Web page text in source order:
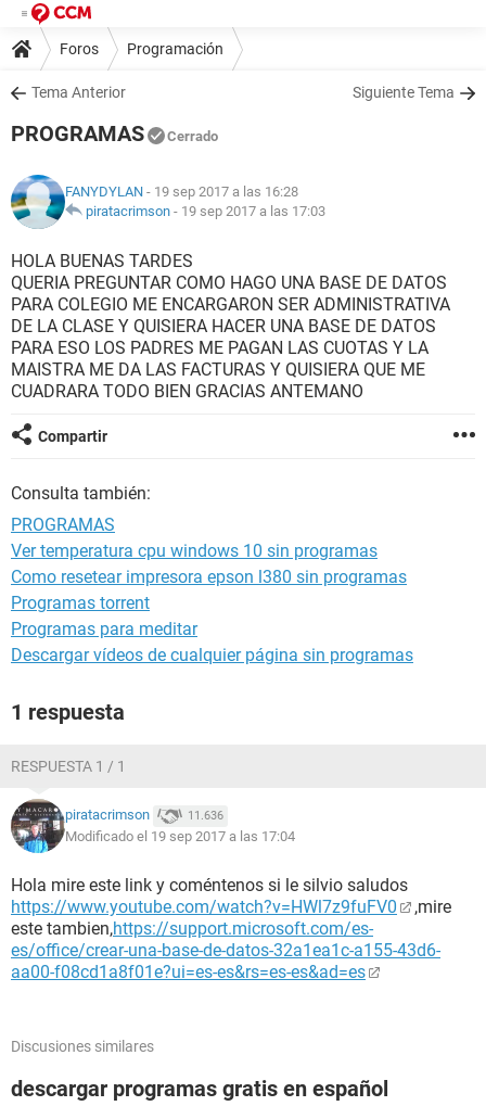
Foros Programación
Tema Anterior Siguiente Tema
PROGRAMAS Cerrado
FANYDYLAN - 19 sep 2017 a las 16:28
piratacrimson - 19 sep 2017 a las 17:03
HOLA BUENAS TARDES
QUERIA PREGUNTAR COMO HAGO UNA BASE DE DATOS
PARA COLEGIO ME ENCARGARON SER ADMINISTRATIVA
DE LA CLASE Y QUISIERA HACER UNA BASE DE DATOS
PARA ESO LOS PADRES ME PAGAN LAS CUOTAS Y LA
MAISTRA ME DA LAS FACTURAS Y QUISIERA QUE ME
CUADRARA TODO BIEN GRACIAS ANTEMANO
Compartir
Consulta también:
PROGRAMAS
Ver temperatura cpu windows 10 sin programas
Como resetear impresora epson l380 sin programas
Programas torrent
Programas para meditar
Descargar vídeos de cualquier página sin programas
1 respuesta
RESPUESTA 1 / 1
piratacrimson 11.636
Modificado el 19 sep 2017 a las 17:04
Hola mire este link y coméntenos si le silvio saludos
https://www.youtube.com/watch?v=HWl7z9fuFV0
,mire
este tambien,https://support.microsoft.com/es-
es/office/crear-una-base-de-datos-32a1ea1c-a155-43d6-
aa00-f08cd1a8f01e?ui=es-es&rs=es-es&ad=es
Discusiones similares
descargar programas gratis en español